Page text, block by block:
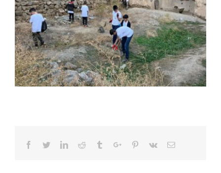
Facebook
TwitterLinkedinReddit TumblrGoogle+Pinterest
Vk Email